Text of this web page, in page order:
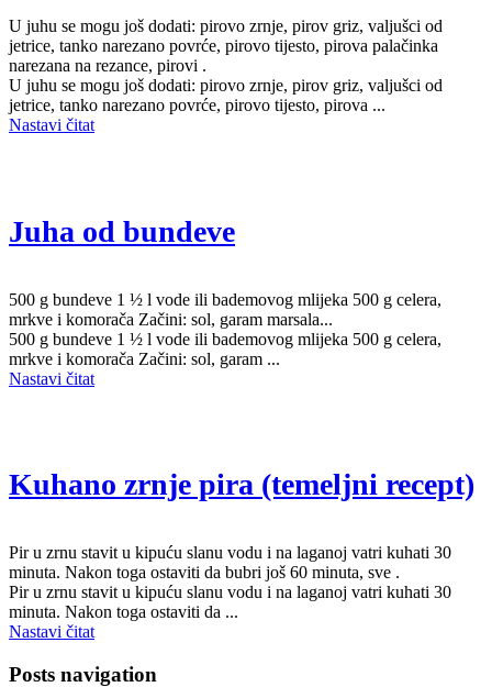
U juhu se mogu još dodati: pirovo zrnje, pirov griz, valjušci od
jetrice, tanko narezano povrće, pirovo tijesto, pirova palačinka
narezana na rezance, pirovi .
U juhu se mogu još dodati: pirovo zrnje, pirov griz, valjušci od
jetrice, tanko narezano povrće, pirovo tijesto, pirova ...
Nastavi čitat
Juha od bundeve
500 g bundeve 1 ½ l vode ili bademovog mlijeka 500 g celera,
mrkve i komorača Začini: sol, garam marsala...
500 g bundeve 1 ½ l vode ili bademovog mlijeka 500 g celera,
mrkve i komorača Začini: sol, garam ...
Nastavi čitat
Kuhano zrnje pira (temeljni recept)
Pir u zrnu stavit u kipuću slanu vodu i na laganoj vatri kuhati 30
minuta. Nakon toga ostaviti da bubri još 60 minuta, sve .
Pir u zrnu stavit u kipuću slanu vodu i na laganoj vatri kuhati 30
minuta. Nakon toga ostaviti da ...
Nastavi čitat
Posts navigation